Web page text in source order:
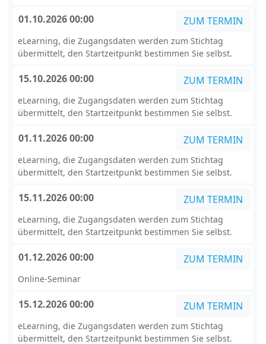
01.10.2026 00:00 ZUM TERMIN
eLearning, die Zugangsdaten werden zum Stichtag
übermittelt, den Startzeitpunkt bestimmen Sie selbst.
15.10.2026 00:00 ZUM TERMIN
eLearning, die Zugangsdaten werden zum Stichtag
übermittelt, den Startzeitpunkt bestimmen Sie selbst.
01.11.2026 00:00 ZUM TERMIN
eLearning, die Zugangsdaten werden zum Stichtag
übermittelt, den Startzeitpunkt bestimmen Sie selbst.
15.11.2026 00:00 ZUM TERMIN
eLearning, die Zugangsdaten werden zum Stichtag
übermittelt, den Startzeitpunkt bestimmen Sie selbst.
01.12.2026 00:00 ZUM TERMIN
Online-Seminar
15.12.2026 00:00 ZUM TERMIN
eLearning, die Zugangsdaten werden zum Stichtag
übermittelt, den Startzeitpunkt bestimmen Sie selbst.